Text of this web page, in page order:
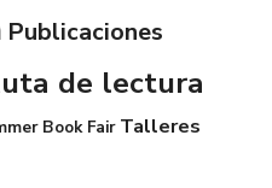
Publicaciones
de lectura
Book Fair Talleres